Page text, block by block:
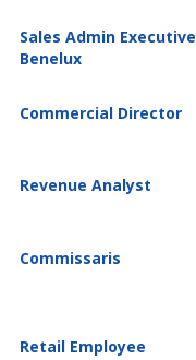
Sales Admin Executive
Benelux
Commercial Director
Revenue Analyst
Commissaris
Retail Employee